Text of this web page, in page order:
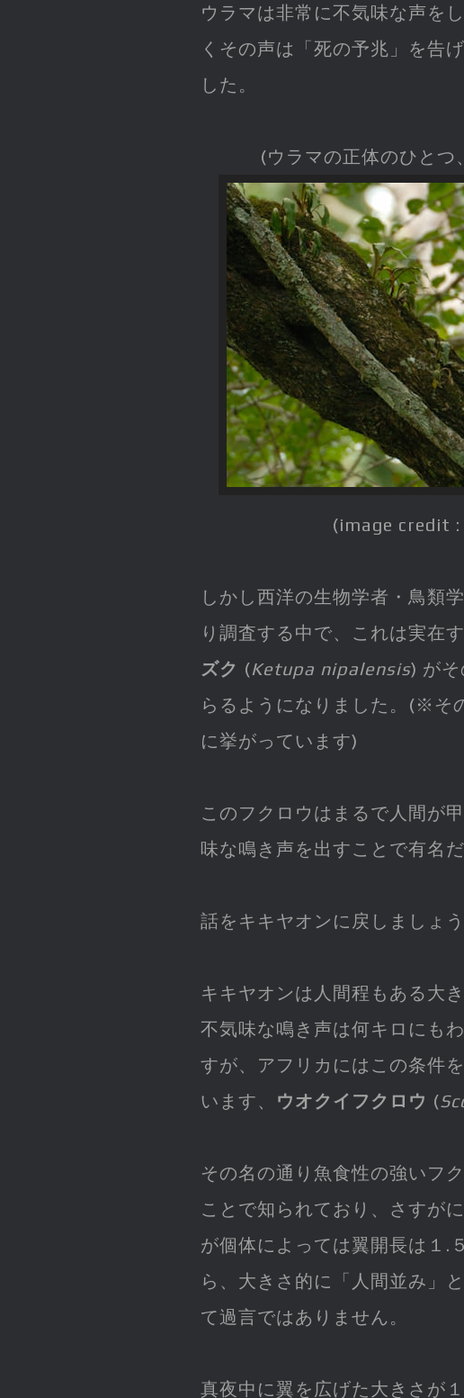
ウラマは非常に不気味な声を
くその声は「死の予兆」を告
した。
(ウラマの正体のひとつ
(image credit :
しかし西洋の生物学者・鳥類
り調査する中で、これは実在
ズク (Ketupa nipalensis) がそ
らるようになりました。(※そ
に挙がっています)
このフクロウはまるで人間が
味な鳴き声を出すことで有名だ
話をキキヤオンに戻しましょう
キキヤオンは人間程もある大
不気味な鳴き声は何キロにも
すが、アフリカにはこの条件
います、 ウオクイフクロウ (
その名の通り魚食性の強いフ
ことで知られており、さすが
が個体によっては翼開長は１.
ら、大きさ的に「人間並み」
て過言ではありません。
真夜中に翼を広げた大きさが